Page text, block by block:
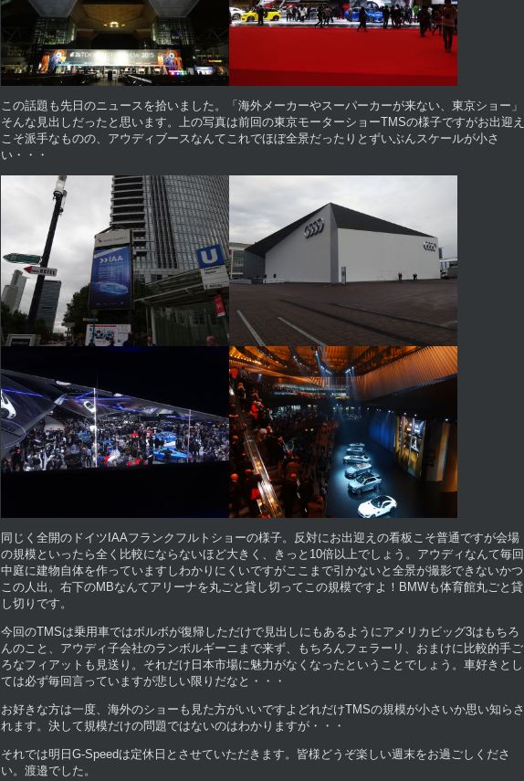
この話題も先日のニュースを拾いました。「海外メーカーやスーパーカーが来ない、東京ショー」
そんな見出しだったと思います。上の写真は前回の東京モーターショーTMSの様子ですがお出迎え
こそ派手なものの、アウディブースなんてこれでほぼ全景だったりとずいぶんスケールが小さ
い・・・
同じく全開のドイツIAAフランクフルトショーの様子。反対にお出迎えの看板こそ普通ですが会場
の規模といったら全く比較にならないほど大きく、きっと10倍以上でしょう。アウディなんて毎回
中庭に建物自体を作っていますしわかりにくいですがここまで引かないと全景が撮影できないかつ
この人出。右下のMBなんてアリーナを丸ごと貸し切ってこの規模ですよ！BMWも体育館丸ごと貸
し切りです。
今回のTMSは乗用車ではボルボが復帰しただけで見出しにもあるようにアメリカビッグ3はもちろ
んのこと、アウディ子会社のランボルギーニまで来ず、もちろんフェラーリ、おまけに比較的手ご
ろなフィアットも見送り。それだけ日本市場に魅力がなくなったということでしょう。車好きとし
ては必ず毎回言っていますが悲しい限りだなと・・・
お好きな方は一度、海外のショーも見た方がいいですよどれだけTMSの規模が小さいか思い知らさ
れます。決して規模だけの問題ではないのはわかりますが・・・
それでは明日G-Speedは定休日とさせていただきます。皆様どうぞ楽しい週末をお過ごしくださ
い。渡邉でした。